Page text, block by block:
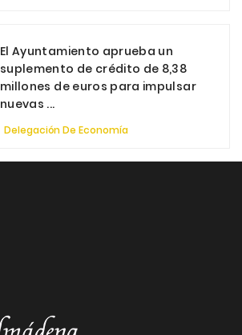
El Ayuntamiento aprueba un
suplemento de crédito de 8,38
millones de euros para impulsar
nuevas ...
Delegación De Economía